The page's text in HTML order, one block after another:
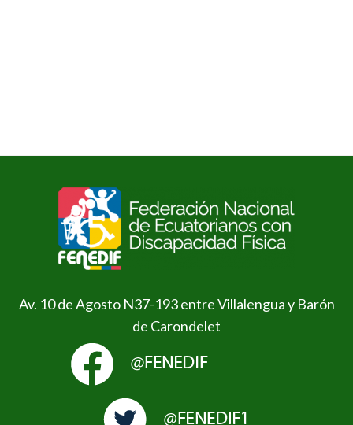
Av. 10 de Agosto N37-193 entre Villalengua y Barón
de Carondelet